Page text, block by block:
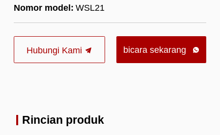
Nomor model: WSL21
Hubungi Kami bicara sekarang 
Rincian produk